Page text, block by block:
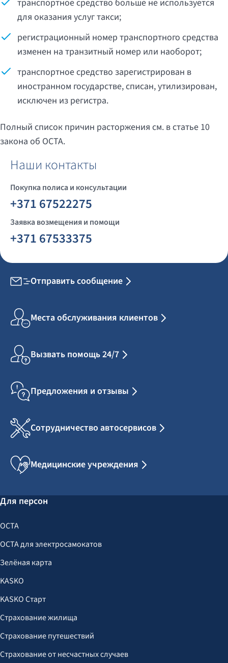
транспортное средство больше не используется
для оказания услуг такси;
регистрационный номер транспортного средства
изменен на транзитный номер или наоборот;
транспортное средство зарегистрирован в
иностранном государстве, списан, утилизирован,
исключен из регистра.
Полный список причин расторжения см. в статье 10
закона об OCTA.
Наши контакты
Покупка полиса и консультации
+371 67522275
Заявка возмещения и помощи
+371 67533375
Отправить сообщение
Места обслуживания клиентов
Вызвать помощь 24/7
Предложения и отзывы
Сотрудничество автосервисов
Медицинские учреждения
Для персон
OCTA
OCTA для электросамокатов
Зелёная карта
KASKO
KASKO Старт
Страхование жилища
Страхование путешествий
Страхование от несчастных случаев